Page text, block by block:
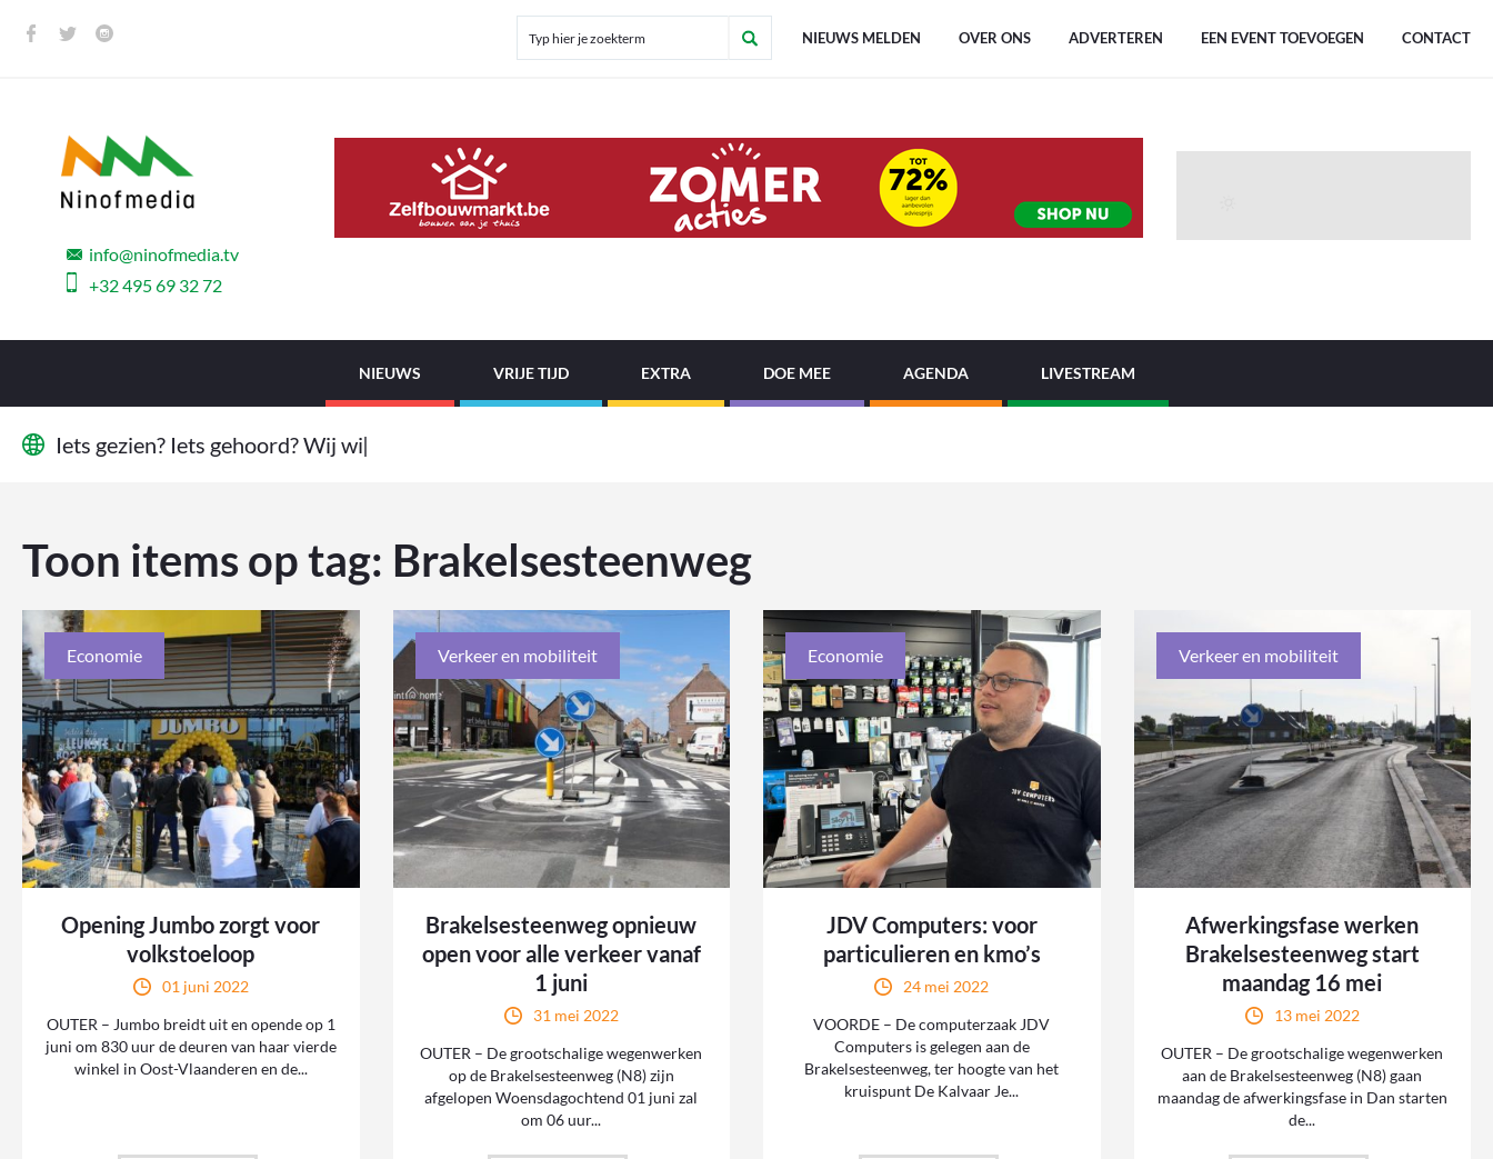
NIEUWS MELDEN OVER ONS ADVERTEREN EEN EVENT TOEVOEGEN CONTACT
info@ninofmedia.tv
+32 495 69 32 72
NIEUWS VRIJE TIJD EXTRA DOE MEE AGENDA LIVESTREAM
Iets gezien? Iets gehoord?Wij wil
Toon items op tag: Brakelsesteenweg
Economie
Opening Jumbo zorgt voor
volkstoeloop
01 juni 2022
OUTER – Jumbo breidt uit en opende op 1
juni om 830 uur de deuren van haar vierde
winkel in Oost-Vlaanderen en de...
Verkeer en mobiliteit
Brakelsesteenweg opnieuw
open voor alle verkeer vanaf
1 juni
31 mei 2022
OUTER – De grootschalige wegenwerken
op de Brakelsesteenweg (N8) zijn
afgelopen Woensdagochtend 01 juni zal
om 06 uur...
Economie
JDV Computers: voor
particulieren en kmo’s
24 mei 2022
VOORDE – De computerzaak JDV
Computers is gelegen aan de
Brakelsesteenweg, ter hoogte van het
kruispunt De Kalvaar Je...
Verkeer en mobiliteit
Afwerkingsfase werken
Brakelsesteenweg start
maandag 16 mei
13 mei 2022
OUTER – De grootschalige wegenwerken
aan de Brakelsesteenweg (N8) gaan
maandag de afwerkingsfase in Dan starten
de...